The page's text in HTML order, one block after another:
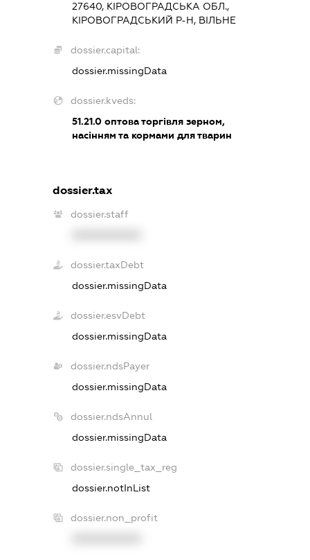
27640, КІРОВОГРАДСЬКА ОБЛ.,
КІРОВОГРАДСЬКИЙ Р-Н, ВІЛЬНЕ
dossier.capital:
dossier.missingData
dossier.kveds:
51.21.0 оптова торгівля зерном,
насінням та кормами для тварин
dossier.tax
dossier.staff
dossier.taxDebt
dossier.missingData
dossier.esvDebt
dossier.missingData
dossier.ndsPayer
dossier.missingData
dossier.ndsAnnul
dossier.missingData
dossier.single_tax_reg
dossier.notInList
dossier.non_profit